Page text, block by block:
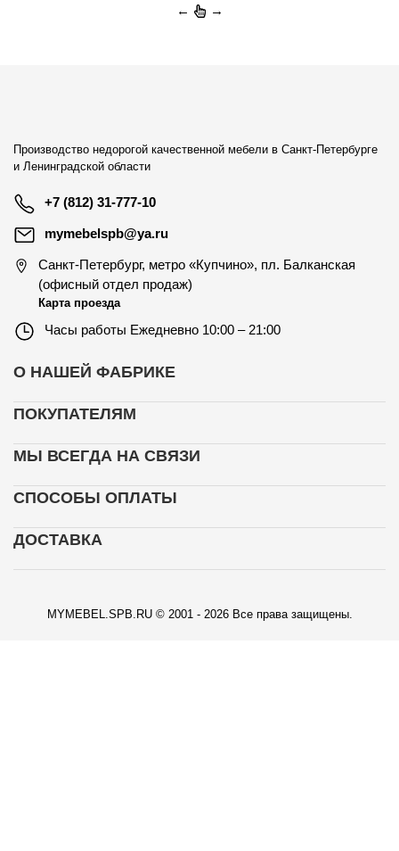
← →
Производство недорогой качественной мебели в Санкт-Петербурге
и Ленинградской области
+7 (812) 31-777-10
mymebelspb@ya.ru
Санкт-Петербург, метро «Купчино», пл. Балканская
(офисный отдел продаж)
Карта проезда
Часы работы Ежедневно 10:00 – 21:00
О НАШЕЙ ФАБРИКЕ
ПОКУПАТЕЛЯМ
МЫ ВСЕГДА НА СВЯЗИ
СПОСОБЫ ОПЛАТЫ
ДОСТАВКА
MYMEBEL.SPB.RU © 2001 - 2026 Все права защищены.